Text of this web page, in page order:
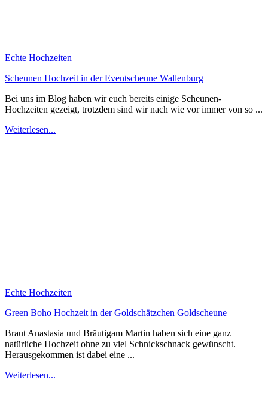
Echte Hochzeiten
Scheunen Hochzeit in der Eventscheune Wallenburg
Bei uns im Blog haben wir euch bereits einige Scheunen-
Hochzeiten gezeigt, trotzdem sind wir nach wie vor immer von so ...
Weiterlesen...
Echte Hochzeiten
Green Boho Hochzeit in der Goldschätzchen Goldscheune
Braut Anastasia und Bräutigam Martin haben sich eine ganz
natürliche Hochzeit ohne zu viel Schnickschnack gewünscht.
Herausgekommen ist dabei eine ...
Weiterlesen...